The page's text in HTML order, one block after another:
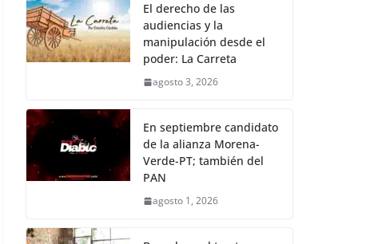
El derecho de las
audiencias y la
manipulación desde el
poder: La Carreta
agosto 3, 2026
En septiembre candidato
de la alianza Morena-
Verde-PT; también del
PAN
agosto 1, 2026